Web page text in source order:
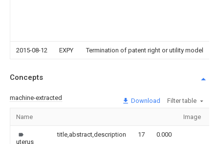
2015-08-12 EXPY Termination of patent right or utility model
Concepts
machine-extracted Download Filter table
Name Image
uterus
title,abstract,description 17 0.000